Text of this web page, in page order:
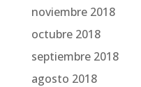
noviembre 2018
octubre 2018
septiembre 2018
agosto 2018